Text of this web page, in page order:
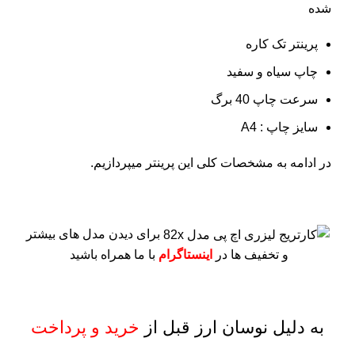
شده
پرینتر تک کاره
چاپ سیاه و سفید
سرعت چاپ 40 برگ
سایز چاپ : A4
در ادامه به مشخصات کلی این پرینتر میپردازیم.
برای دیدن مدل های بیشتر
و تخفیف ها در
اینستاگرام با ما همراه باشید
به دلیل نوسان ارز قبل از خرید و پرداخت